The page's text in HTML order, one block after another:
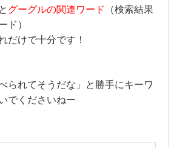
と グーグルの関連ワード
（検索結果
ド）
だけで十分です！
られてそうだな」と勝手にキーワ
でくださいねー